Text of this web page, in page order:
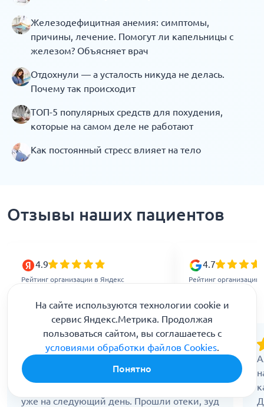
Железодефицитная анемия: симптомы,
причины, лечение. Помогут ли капельницы с
железом? Объясняет врач
Отдохнули — а усталость никуда не делась.
Почему так происходит
ТОП-5 популярных средств для похудения,
которые на самом деле не работают
Как постоянный стресс влияет на тело
Отзывы наших пациентов
4.9
Рейтинг организации в Яндекс
4.7
Рейтинг организации
Весной всегда страдаю от сильной
аллергии. Решила попробовать капельницу
уже на следующий день. Прошли отеки, зуд
На сайте используются технологии cookie и
сервис Яндекс.Метрика. Продолжая
пользоваться сайтом, вы соглашаетесь с
условиями обработки файлов Cookies.
Понятно